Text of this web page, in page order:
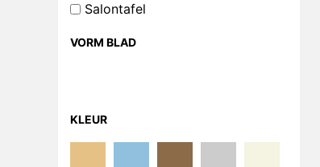
Salontafel
VORM BLAD
KLEUR